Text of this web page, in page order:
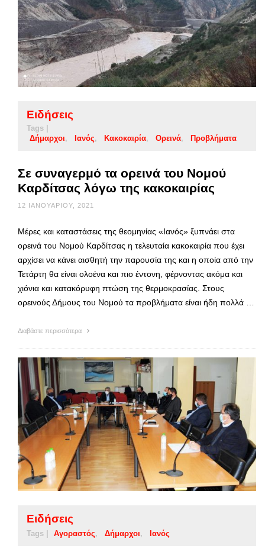
Ειδήσεις
Tags |
Δήμαρχοι
Ιανός Κακοκαιρία Ορεινά Προβλήματα
Σε συναγερμό τα ορεινά του Νομού
Καρδίτσας λόγω της κακοκαιρίας
12 ΙΑΝΟΥΑΡΊΟΥ, 2021
Μέρες και καταστάσεις της θεομηνίας «Ιανός» ξυπνάει στα
ορεινά του Νομού Καρδίτσας η τελευταία κακοκαιρία που έχει
αρχίσει να κάνει αισθητή την παρουσία της και η οποία από την
Τετάρτη θα είναι ολοένα και πιο έντονη, φέρνοντας ακόμα και
χιόνια και κατακόρυφη πτώση της θερμοκρασίας. Στους
ορεινούς Δήμους του Νομού τα προβλήματα είναι ήδη πολλά …
Διαβάστε περισσότερα
Ειδήσεις
Tags | Αγοραστός Δήμαρχοι Ιανός